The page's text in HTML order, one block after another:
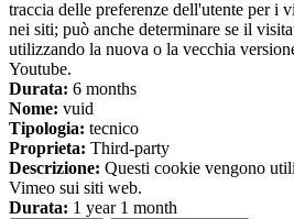
traccia delle preferenze dell'utente per i
nei siti; può anche determinare se il
utilizzando la nuova o la vecchia
Youtube.
Durata: 6 months
Nome: vuid
Tipologia: tecnico
Proprieta: Third-party
Descrizione: Questi cookie vengono
Vimeo sui siti web.
Durata: 1 year 1 month